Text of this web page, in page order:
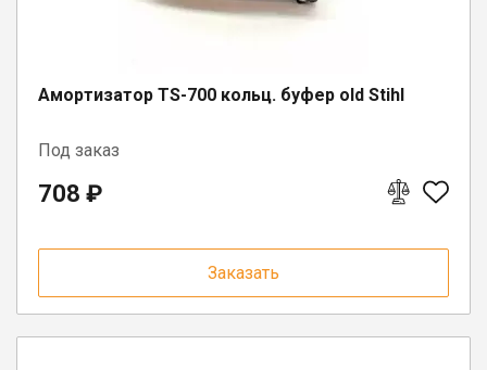
Амортизатор TS-700 кольц. буфер old Stihl
Под заказ
708 ₽
Заказать